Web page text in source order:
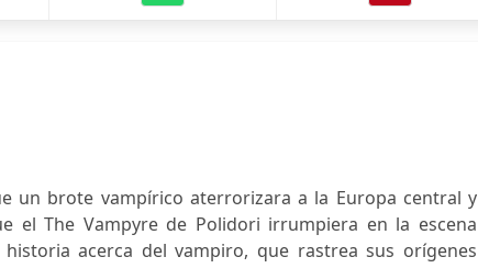
un brote vampírico aterrorizara a la Europa central y
el The Vampyre de Polidori irrumpiera en la escena
acerca del vampiro, que rastrea sus orígenes